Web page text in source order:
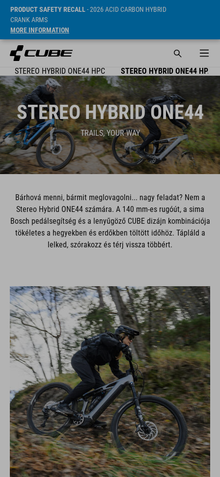
PRODUCT SAFETY RECALL- 2026 ACID CARBON HYBRID
CRANK ARMS
MORE INFORMATION
STEREO HYBRID ONE44 HPC STEREO HYBRID ONE44 HPA
STEREO HYBRID ONE44
TRAILS, YOUR WAY
Bárhová menni, bármit meglovagolni... nagy feladat? Nem a
Stereo Hybrid ONE44 számára. A 140 mm-es rugóút, a sima
Bosch pedálsegítség és a lenyűgöző CUBE dizájn kombinációja
tökéletes a hegyekben és erdőkben töltött időhöz. Tápláld a
lelked, szórakozz és térj vissza többért.